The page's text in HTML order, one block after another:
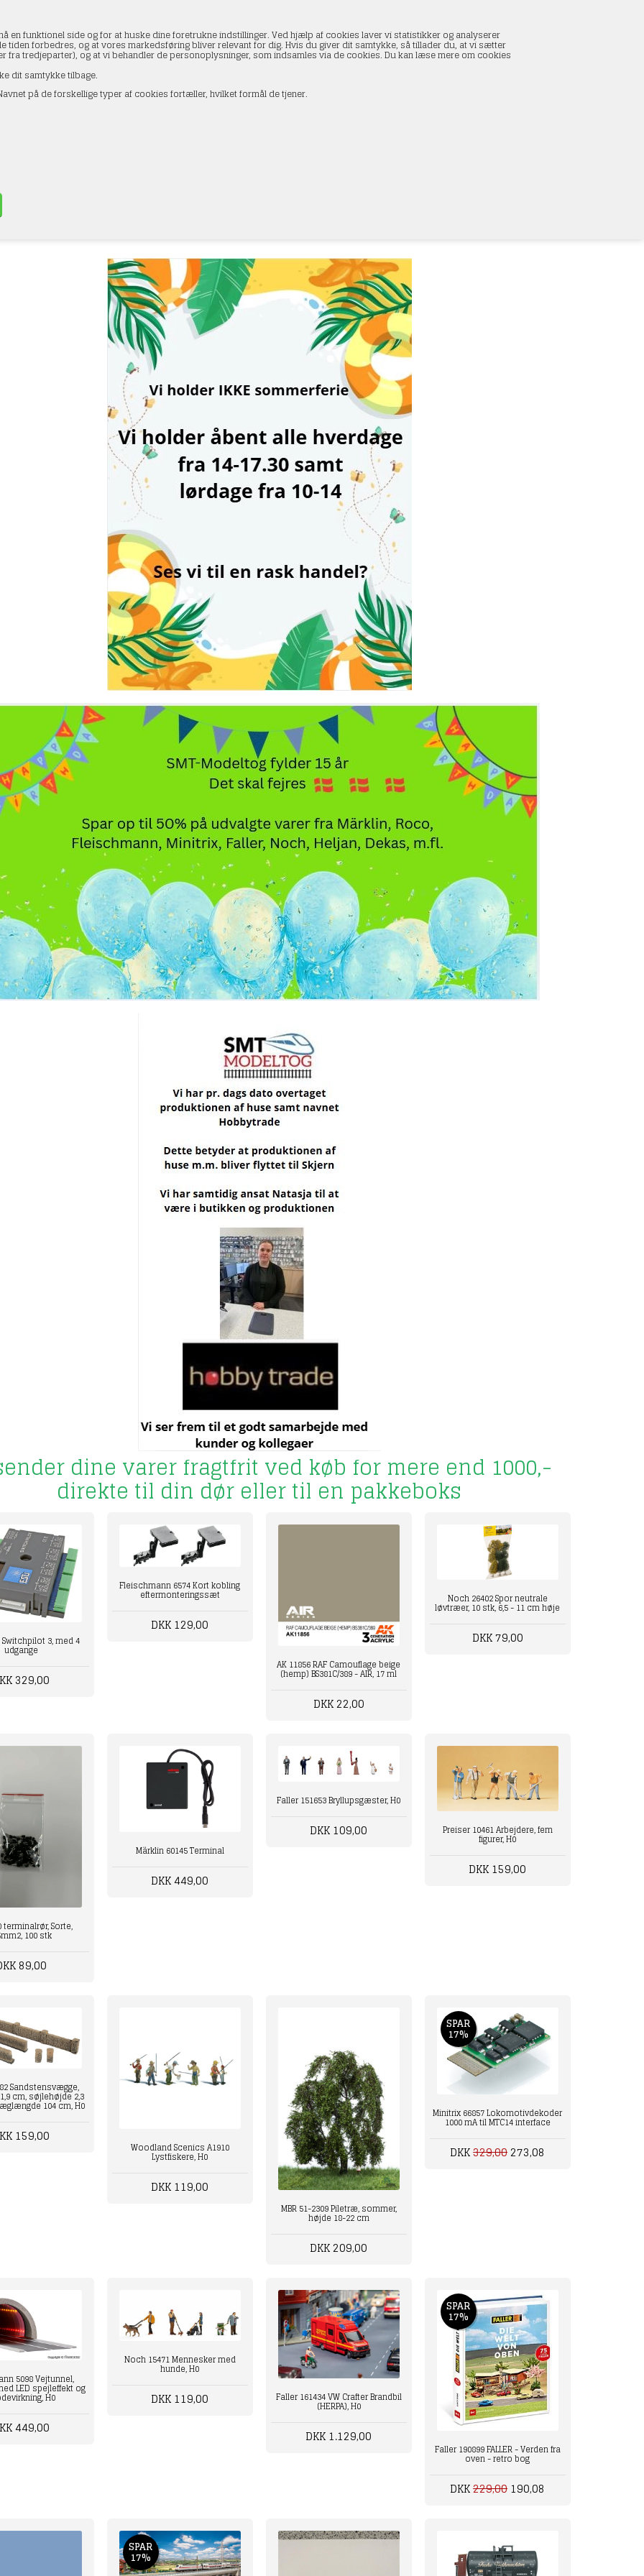
en funktionel side og for at huske dine foretrukne indstillinger. Ved hjælp af cookies laver vi statistikker og analyserer
tiden forbedres, og at vores markedsføring bliver relevant for dig. Hvis du giver dit samtykke, så tillader du, at vi sætter
fra tredjeparter), og at vi behandler de personoplysninger, som indsamles via de cookies. Du kan læse mere om cookies
dit samtykke tilbage.
på de forskellige typer af cookies fortæller, hvilket formål de tjener.
0 vare(r) i kurven
I alt:
Modeltog – vi har områdets største udvalg i alt indenfor modeltog, lige fra
dine varer fragtfrit ved køb for mere end 1000,-
direkte til din dør eller til en pakkeboks
Switchpilot 3, med 4
udgange
329,00
Fleischmann 6574 Kort kobling
eftermonteringssæt
DKK 129,00
AK 11856 RAF Camouflage beige
(hemp) BS381C/389 - AIR, 17 ml
DKK 22,00
Noch 26402 Spor neutrale
løvtræer, 10 stk, 6,5 - 11 cm høje
DKK 79,00
terminalrør, Sorte,
100 stk
89,00
Märklin 60145 Terminal
DKK 449,00
Faller 151653 Bryllupsgæster, H0
DKK 109,00 Preiser 10461 Arbejdere, fem
figurer, H0
DKK 159,00
Sandstensvægge,
cm, søjlehøjde 2,3
104 cm, H0
159,00
Woodland Scenics A1910
Lystfiskere, H0
DKK 119,00
MBR 51-2309 Piletræ, sommer,
højde 18-22 cm
DKK 209,00
SPAR
17%
Minitrix 66857 Lokomotivdekoder
1000 mA til MTC14 interface
DKK329,00273,08
5098 Vejtunnel,
LED spejleffekt og
H0
449,00
Noch 15471 Mennesker med
hunde, H0
DKK 119,00 Faller 161434 VW Crafter Brandbil
(HERPA), H0
DKK 1.129,00
SPAR
17%
Faller 190899 FALLER - Verden fra
oven - retro bog
DKK229,00190,08
SPAR
17%